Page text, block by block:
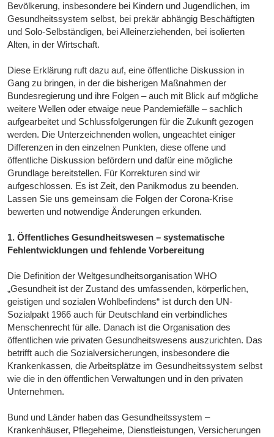
Bevölkerung, insbesondere bei Kindern und Jugendlichen, im
Gesundheitssystem selbst, bei prekär abhängig Beschäftigten
und Solo-Selbständigen, bei Alleinerziehenden, bei isolierten
Alten, in der Wirtschaft.
Diese Erklärung ruft dazu auf, eine öffentliche Diskussion in
Gang zu bringen, in der die bisherigen Maßnahmen der
Bundesregierung und ihre Folgen – auch mit Blick auf mögliche
weitere Wellen oder etwaige neue Pandemiefälle – sachlich
aufgearbeitet und Schlussfolgerungen für die Zukunft gezogen
werden. Die Unterzeichnenden wollen, ungeachtet einiger
Differenzen in den einzelnen Punkten, diese offene und
öffentliche Diskussion befördern und dafür eine mögliche
Grundlage bereitstellen. Für Korrekturen sind wir
aufgeschlossen. Es ist Zeit, den Panikmodus zu beenden.
Lassen Sie uns gemeinsam die Folgen der Corona-Krise
bewerten und notwendige Änderungen erkunden.
1. Öffentliches Gesundheitswesen – systematische
Fehlentwicklungen und fehlende Vorbereitung
Die Definition der Weltgesundheitsorganisation WHO
„Gesundheit ist der Zustand des umfassenden, körperlichen,
geistigen und sozialen Wohlbefindens“ ist durch den UN-
Sozialpakt 1966 auch für Deutschland ein verbindliches
Menschenrecht für alle. Danach ist die Organisation des
öffentlichen wie privaten Gesundheitswesens auszurichten. Das
betrifft auch die Sozialversicherungen, insbesondere die
Krankenkassen, die Arbeitsplätze im Gesundheitssystem selbst
wie die in den öffentlichen Verwaltungen und in den privaten
Unternehmen.
Bund und Länder haben das Gesundheitssystem –
Krankenhäuser, Pflegeheime, Dienstleistungen, Versicherungen